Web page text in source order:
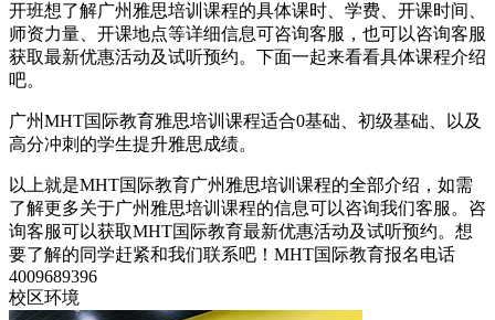
开班想了解广州雅思培训课程的具体课时、学费、开课时间、
师资力量、开课地点等详细信息可咨询客服，也可以咨询客服
获取最新优惠活动及试听预约。下面一起来看看具体课程介绍
吧。
广州MHT国际教育雅思培训课程适合0基础、初级基础、以及
高分冲刺的学生提升雅思成绩。
以上就是MHT国际教育广州雅思培训课程的全部介绍，如需
了解更多关于广州雅思培训课程的信息可以咨询我们客服。咨
询客服可以获取MHT国际教育最新优惠活动及试听预约。想
要了解的同学赶紧和我们联系吧！MHT国际教育报名电话
4009689396
校区环境